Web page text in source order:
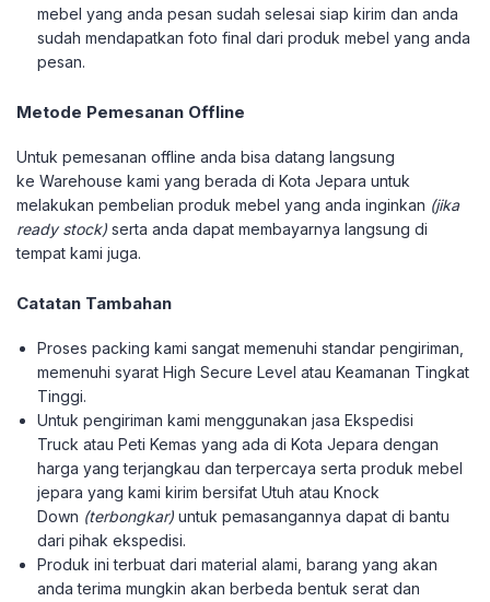
mebel yang anda pesan sudah selesai siap kirim dan anda
sudah mendapatkan foto final dari produk mebel yang anda
pesan.
Metode Pemesanan Offline
Untuk pemesanan offline anda bisa datang langsung
ke Warehouse kami yang berada di Kota Jepara untuk
melakukan pembelian produk mebel yang anda inginkan (jika
ready stock) serta anda dapat membayarnya langsung di
tempat kami juga.
Catatan Tambahan
Proses packing kami sangat memenuhi standar pengiriman,
memenuhi syarat High Secure Level atau Keamanan Tingkat
Tinggi.
Untuk pengiriman kami menggunakan jasa Ekspedisi
Truck atau Peti Kemas yang ada di Kota Jepara dengan
harga yang terjangkau dan terpercaya serta produk mebel
jepara yang kami kirim bersifat Utuh atau Knock
Down (terbongkar) untuk pemasangannya dapat di bantu
dari pihak ekspedisi.
Produk ini terbuat dari material alami, barang yang akan
anda terima mungkin akan berbeda bentuk serat dan